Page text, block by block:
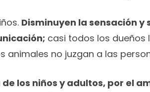
Disminuyen la sensación
casi todos los dueños
animales no juzgan a las
los niños y adultos, por el